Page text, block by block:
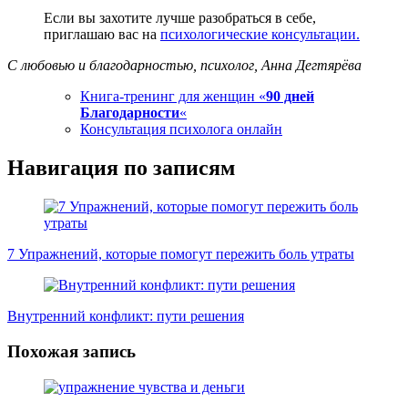
Если вы захотите лучше разобраться в себе,
приглашаю вас на психологические консультации.
С любовью и благодарностью, психолог, Анна Дегтярёва
Книга-тренинг для женщин «90 дней
Благодарности«
Консультация психолога онлайн
Навигация по записям
7 Упражнений, которые помогут пережить боль утраты
Внутренний конфликт: пути решения
Похожая запись